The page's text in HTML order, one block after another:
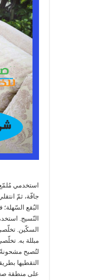
استخدمي
جافّة، ثمّ
البُقع
النّسيج.
السكّين.
مبللة به.
لتُصبح
التقطيها
على منطقة